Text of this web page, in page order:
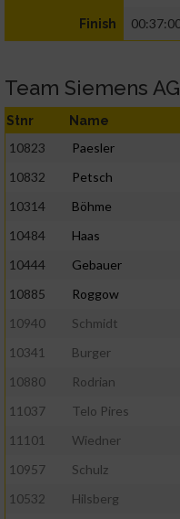
Finish
Team Siemens
Stnr Name
10823 Paesler
10832
Petsch
10314
Böhme
10484
Haas
10444
Gebauer
10885
Roggow
10940
Schmidt
10341
Burger
10880
Rodrian
11037
Telo Pires
11101
Wiedner
10957
Schulz
10532
Hilsberg